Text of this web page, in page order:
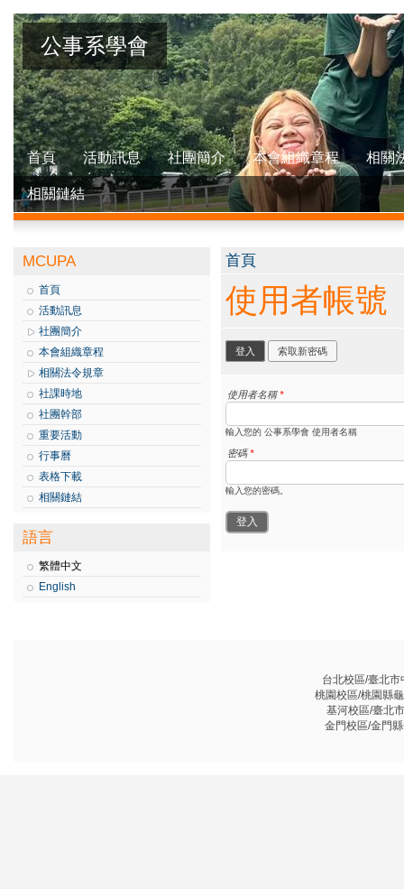
公事系學會
首頁 活動訊息 社團簡介 本會組織章程 相關
相關鏈結
MCUPA
首頁
活動訊息
社團簡介
本會組織章程
相關法令規章
社課時地
社團幹部
重要活動
行事曆
表格下載
相關鏈結
語言
繁體中文
English
您在這裡
首頁
使用者帳號
主要索引標籤
登入 (作用中頁籤)
索取新密碼
使用者名稱*
輸入您的 公事系學會 使用者名稱
密碼*
輸入您的密碼。
台北校區/臺北
桃園校區/桃園縣
基河校區/臺北
金門校區/金門